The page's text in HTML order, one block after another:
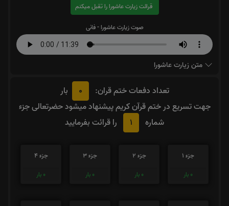
قرائت زیارت عاشورا را تقبل میکنم
صوت زیارت عاشورا - فانی
متن زیارت عاشورا
تعداد دفعات ختم قران: 0
بار
جهت تسریع در ختم قرآن کریم پیشنهاد میشود حضرتعالی جزء
شماره
1 را قرائت بفرمایید
جزء 1
0 بار
جزء 2
0 بار
جزء 3
0 بار
جزء 4
0 بار